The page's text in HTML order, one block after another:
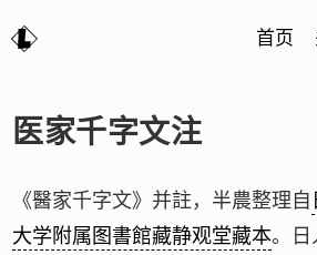
首页
医家千字文注
《醫家千字文》并註，半農整理自
大学附属图書館藏静观堂藏本。